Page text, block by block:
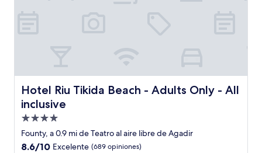
Hotel Riu Tikida Beach - Adults Only - All
inclusive
Hotel Riu Tikida Beach - Adults Only - All inclusive
Propiedad
de
4.0
Founty, a 0.9 mi de Teatro al aire libre de Agadir
8.6
8.6/10 Excelente (689 opiniones)